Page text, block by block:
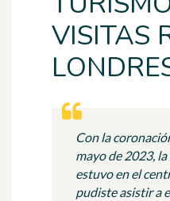
VISITAS
Con la
mayo de 2023,
estuvo en el
pudiste asistir a